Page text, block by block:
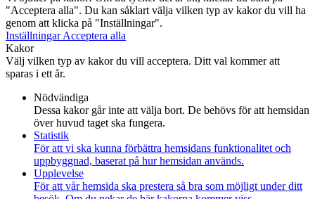
"Acceptera alla". Du kan såklart välja vilken typ av kakor du vill ha
genom att klicka på "Inställningar".
InställningarAcceptera alla
Kakor
Välj vilken typ av kakor du vill acceptera. Ditt val kommer att
sparas i ett år.
Nödvändiga
Dessa kakor går inte att välja bort. De behövs för att hemsidan
över huvud taget ska fungera.
Statistik
För att vi ska kunna förbättra hemsidans funktionalitet och
uppbyggnad, baserat på hur hemsidan används.
Upplevelse
För att vår hemsida ska prestera så bra som möjligt under ditt